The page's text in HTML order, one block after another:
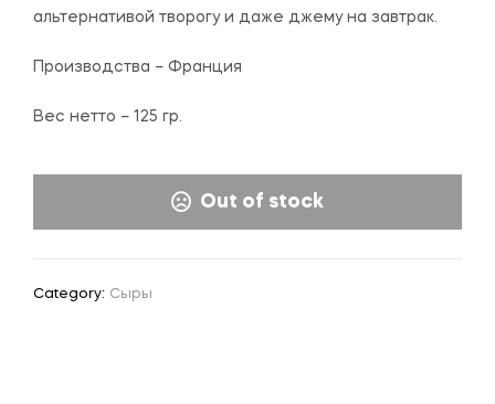
альтернативой творогу и даже джему на завтрак.
Производства – Франция
Вес нетто – 125 гр.
Out of stock
Category: Сыры